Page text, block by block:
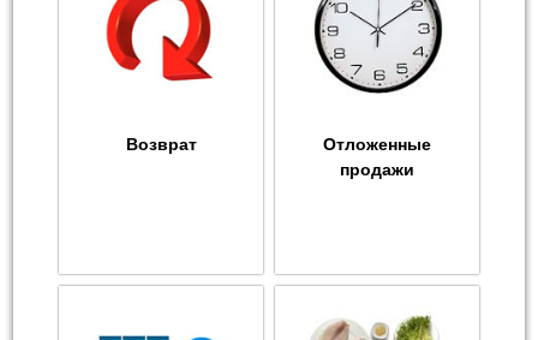
Возврат
Отложенные
продажи